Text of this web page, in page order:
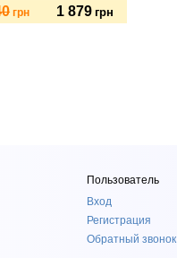
грн 1 879 грн
Пользователь
Вход
Регистрация
Обратный звонок